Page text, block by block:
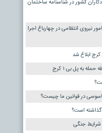
کشور در شناسنامه ساختمان
انتظامی در چهارباغ اجرا
ابلاغ شد
به پل بی ۱ کرج
در قوانین ما چیست؟
گذاشته است؟
شرایط جنگی